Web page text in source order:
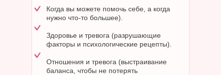
Когда вы можете помочь себе, а когда
нужно что-то большее).
Здоровье и тревога (разрушающие
факторы и психологические рецепты).
Отношения и тревога (выстраивание
баланса, чтобы не потерять